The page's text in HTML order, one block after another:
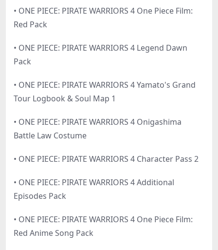
• ONE PIECE: PIRATE WARRIORS 4 One Piece Film:
Red Pack
• ONE PIECE: PIRATE WARRIORS 4 Legend Dawn
Pack
• ONE PIECE: PIRATE WARRIORS 4 Yamato's Grand
Tour Logbook & Soul Map 1
• ONE PIECE: PIRATE WARRIORS 4 Onigashima
Battle Law Costume
• ONE PIECE: PIRATE WARRIORS 4 Character Pass 2
• ONE PIECE: PIRATE WARRIORS 4 Additional
Episodes Pack
• ONE PIECE: PIRATE WARRIORS 4 One Piece Film:
Red Anime Song Pack